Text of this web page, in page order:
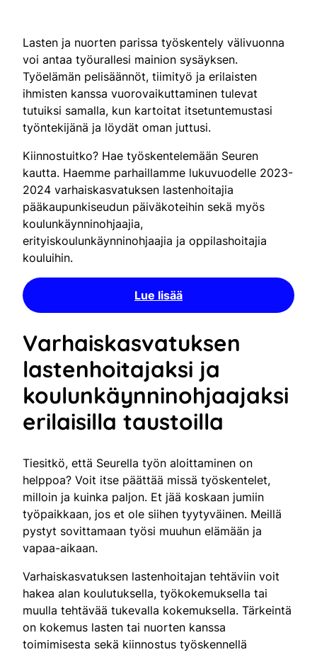
Lasten ja nuorten parissa työskentely välivuonna
voi antaa työurallesi mainion sysäyksen.
Työelämän pelisäännöt, tiimityö ja erilaisten
ihmisten kanssa vuorovaikuttaminen tulevat
tutuiksi samalla, kun kartoitat itsetuntemustasi
työntekijänä ja löydät oman juttusi.
Kiinnostuitko? Hae työskentelemään Seuren
kautta. Haemme parhaillamme lukuvuodelle 2023-
2024 varhaiskasvatuksen lastenhoitajia
pääkaupunkiseudun päiväkoteihin sekä myös
koulunkäynninohjaajia,
erityiskoulunkäynninohjaajia ja oppilashoitajia
kouluihin.
Lue lisää
Varhaiskasvatuksen
lastenhoitajaksi ja
koulunkäynninohjaajaksi
erilaisilla taustoilla
Tiesitkö, että Seurella työn aloittaminen on
helppoa? Voit itse päättää missä työskentelet,
milloin ja kuinka paljon. Et jää koskaan jumiin
työpaikkaan, jos et ole siihen tyytyväinen. Meillä
pystyt sovittamaan työsi muuhun elämään ja
vapaa-aikaan.
Varhaiskasvatuksen lastenhoitajan tehtäviin voit
hakea alan koulutuksella, työkokemuksella tai
muulla tehtävää tukevalla kokemuksella. Tärkeintä
on kokemus lasten tai nuorten kanssa
toimimisesta sekä kiinnostus työskennellä